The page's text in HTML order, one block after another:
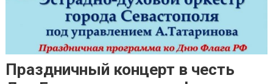
Праздничный концерт в честь